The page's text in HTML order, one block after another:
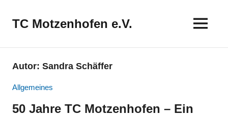
InhaltTC Motzenhofen e.V.
Autor: Sandra Schäffer
Allgemeines
50 Jahre TC Motzenhofen – Ein